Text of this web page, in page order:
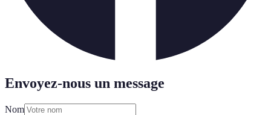
Envoyez-nous un message
Nom